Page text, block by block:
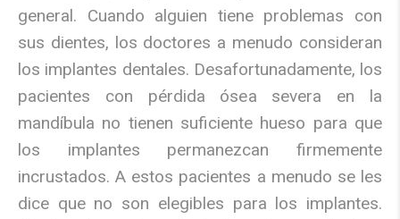
general. Cuando alguien tiene problemas con
sus dientes, los doctores a menudo consideran
los implantes dentales. Desafortunadamente, los
pacientes con pérdida ósea severa en la
mandíbula no tienen suficiente hueso para que
los implantes permanezcan firmemente
incrustados. A estos pacientes a menudo se les
dice que no son elegibles para los implantes.